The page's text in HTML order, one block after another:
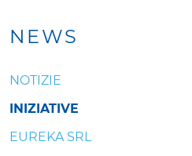
NEWS
NOTIZIE
INIZIATIVE
EUREKA SRL